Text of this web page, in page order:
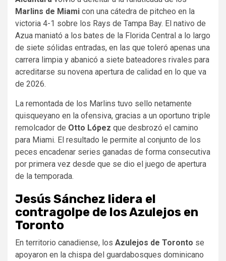
Marlins de Miami con una cátedra de pitcheo en la
victoria 4-1 sobre los Rays de Tampa Bay. El nativo de
Azua maniató a los bates de la Florida Central a lo largo
de siete sólidas entradas, en las que toleró apenas una
carrera limpia y abanicó a siete bateadores rivales para
acreditarse su novena apertura de calidad en lo que va
de 2026.
La remontada de los Marlins tuvo sello netamente
quisqueyano en la ofensiva, gracias a un oportuno triple
remolcador de Otto López que desbrozó el camino
para Miami. El resultado le permite al conjunto de los
peces encadenar series ganadas de forma consecutiva
por primera vez desde que se dio el juego de apertura
de la temporada.
Jesús Sánchez lidera el
contragolpe de los Azulejos en
Toronto
En territorio canadiense, los Azulejos de Toronto se
apoyaron en la chispa del guardabosques dominicano